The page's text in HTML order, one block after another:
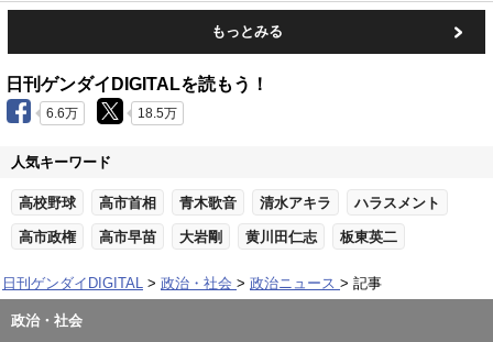
もっとみる
日刊ゲンダイDIGITALを読もう！
6.6万 18.5万
人気キーワード
高校野球 高市首相 青木歌音 清水アキラ ハラスメント
高市政権 高市早苗 大岩剛 黄川田仁志 板東英二
日刊ゲンダイDIGITAL 政治・社会 政治ニュース 記事
政治・社会